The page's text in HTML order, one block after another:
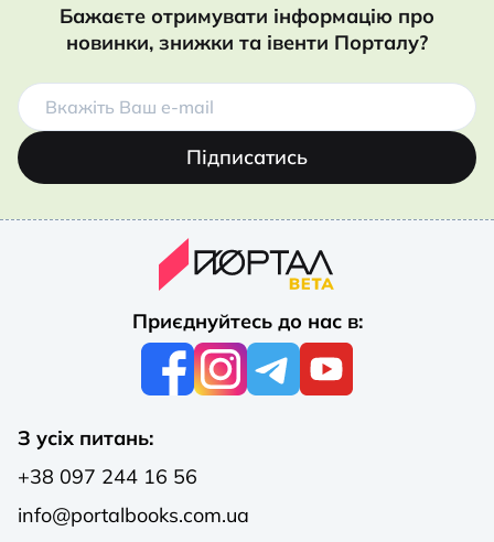
Бажаєте отримувати інформацію про
новинки, знижки та івенти Порталу?
Підписатись
Приєднуйтесь до нас в:
З усіх питань:
+38 097 244 16 56
info@portalbooks.com.ua